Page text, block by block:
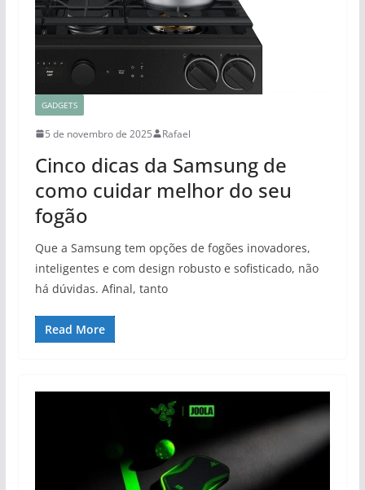
GADGETS
5 de novembro de 2025 Rafael
Cinco dicas da Samsung de
como cuidar melhor do seu
fogão
Que a Samsung tem opções de fogões inovadores,
inteligentes e com design robusto e sofisticado, não
há dúvidas. Afinal, tanto
Read More